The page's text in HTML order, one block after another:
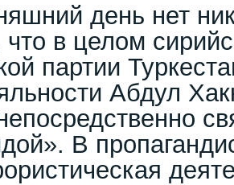
день нет
что в целом
партии
Абдул
В